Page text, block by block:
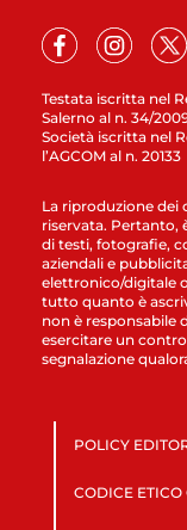
Testata iscritta nel
Salerno al n. 34/
Società iscritta nel
l’AGCOM al n. 20133
La riproduzione dei
riservata. Pertanto,
di testi, fotografie,
aziendali e
elettronico/digitale
tutto quanto è
non è responsabile
esercitare un
segnalazione
POLICY
CODICE